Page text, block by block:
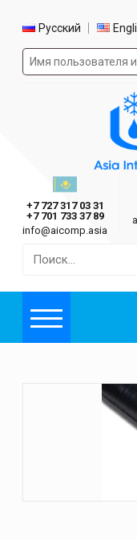
Выбор
Русский
Форма
Asia International
Казахстан
+7 727 317 03 31
+7 701 733 37 89
info@aicomp.asia
Меню